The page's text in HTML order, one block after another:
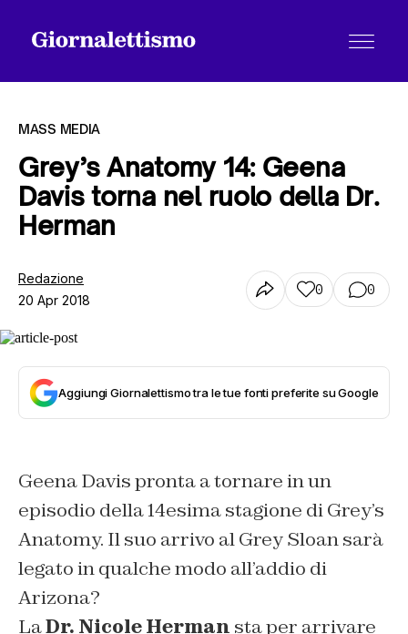
Tutti gli articoli
Chi siamo
Contatti
MASS MEDIA
Grey’s Anatomy 14: Geena
Davis torna nel ruolo della Dr.
Herman
Redazione
20 Apr 2018
0 0
Aggiungi Giornalettismo tra le tue fonti preferite su Google
Geena Davis pronta a tornare in un
episodio della 14esima stagione di Grey’s
Anatomy. Il suo arrivo al Grey Sloan sarà
legato in qualche modo all’addio di
Arizona?
LaDr. Nicole Herman sta per arrivare